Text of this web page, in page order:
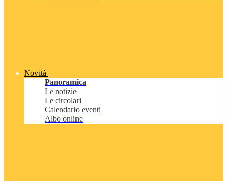
Novità
Panoramica
Le notizie
Le circolari
Calendario eventi
Albo online